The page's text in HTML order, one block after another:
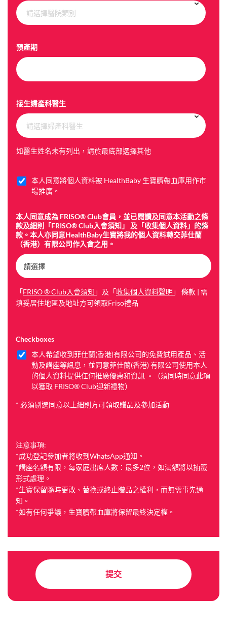
l
e
t
e
請選擇醫院類別
預產期
接生婦產科醫生
請選擇婦產科醫生
如醫生姓名未有列出，請於最底部選擇其他
C
c
k
b
e
s
本人同意將個人資料被 HealthBaby 生寶臍帶血庫用作市
場推廣。
本人同意成為 FRISO® Club會員，並已閱讀及同意本活動之條
款及細則「FRISO®️ Club入會須知」 及「收集個人資料」的條
款。本人亦同意HealthBaby生寶將我的個人資料轉交菲仕蘭
（香港）有限公司作入會之用。
「FRISO ®️ Club入會須知 」及「收集個人資料聲明 」 條款 | 需
填妥居住地區及地址方可領取Friso禮品
Checkboxes
本人希望收到菲仕蘭(香港)有限公司的免費試用產品、活
動及講座等訊息，並同意菲仕蘭(香港) 有限公司使用本人
的個人資料提供任何推廣優惠和資訊 。（須同時同意此項
以獲取 FRISO® Club迎新禮物）
* 必須剔選同意以上細則方可領取贈品及參加活動
注意事項:
*成功登記參加者將收到WhatsApp通知。
*講座名額有限，每家庭出席人數：最多2位，如滿額將以抽籤
形式處理。
*生寶保留隨時更改、替換或終止贈品之權利，而無需事先通
知。
*如有任何爭議，生寶臍帶血庫將保留最終決定權。
提交